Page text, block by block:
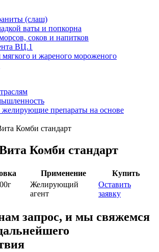
(слаш)
ваты и попкорна
соков и напитков
ВЦ.1
и жареного мороженого
желирующие препараты на основе
Комби стандарт
Комби стандарт
Применение
Купить
Желирующий
агент
Оставить
заявку
запрос, и мы свяжемся